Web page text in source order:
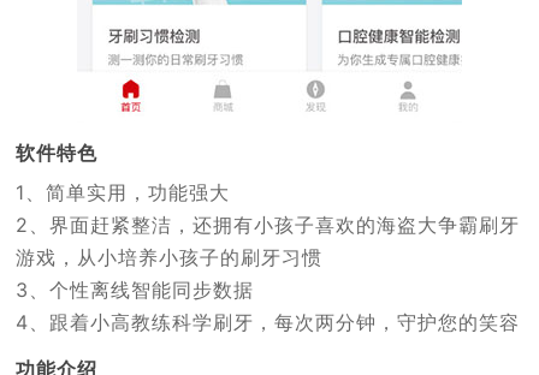
软件特色
1、简单实用，功能强大
2、界面赶紧整洁，还拥有小孩子喜欢的海盗大争霸刷牙
游戏，从小培养小孩子的刷牙习惯
3、个性离线智能同步数据
4、跟着小高教练科学刷牙，每次两分钟，守护您的笑容
功能介绍